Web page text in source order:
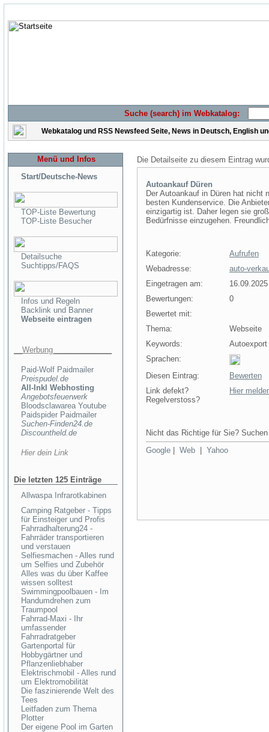
Suche (search) im Webkatalog:
Webkatalog und RSS Newsfeed Seite, News in Deutsch, English
Menü und Infos
Start/Deutsche-News
TOP-Liste Bewertung
TOP-Liste Besucher
Detailsuche
Suchtipps/FAQS
Infos und Regeln
Backlink und Banner
Webseite eintragen
__Werbung______________
Paid-Wolf Paidmailer
Preispudel.de
All-Inkl Webhosting
Angebotsfeuerwerk
Bloodsclawarea Youtube
Paidspider Paidmailer
Suchen-Finden24.de
Discountheld.de
Hier dein Link
Die letzten 125 Einträge
Allwaspa Infrarotkabinen
Camping Ratgeber - Tipps
für Einsteiger und Profis
Fahrradhalterung24 -
Fahrräder transportieren
und verstauen
Selfiesmachen - Alles rund
um Selfies und Zubehör
Alles was du über Kaffee
wissen solltest
Swimmingpoolbauen - Im
Handumdrehen zum
Traumpool
Fahrrad-Maxi - Ihr
umfassender
Fahrradratgeber
Gartenportal für
Hobbygärtner und
Pflanzenliebhaber
Elektrischmobil - Alles rund
um Elektromobilität
Die faszinierende Welt des
Tees
Leitfaden zum Thema
Plotter
Der eigene Pool im Garten
Die Detailseite zu diesem Eintrag
Autoankauf Düren
Der Autoankauf in Düren hat nicht
besten Kundenservice. Die
einzigartig ist. Daher legen sie
Bedürfnisse einzugehen.
Kategorie:
Aufrufen
Webadresse:
auto-
Eingetragen am:
16.09.2025
Bewertungen:
0
Bewertet mit:
Thema:
Webseite
Keywords:
Sprachen:
Diesen Eintrag:
Bewerten
Link defekt?
Regelverstoss?
Hier
Nicht das Richtige für Sie?
Google
Web Yahoo